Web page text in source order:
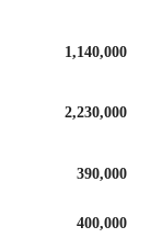
1,140,000
2,230,000
390,000
400,000